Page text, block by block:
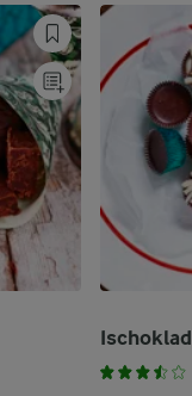
Ischoklad